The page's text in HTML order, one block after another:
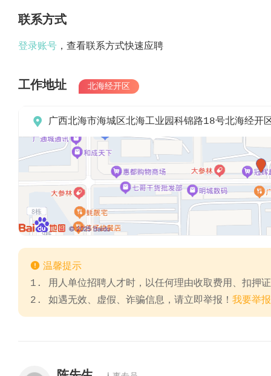
联系方式
登录账号 ，查看联系方式快速应聘
工作地址 北海经开区
 广西北海市海城区北海工业园科锦路18号北海经开
 温馨提示
1. 用人单位招聘人才时，以任何理由收取费用、扣押
2. 如遇无效、虚假、诈骗信息，请立即举报！ 我要举报